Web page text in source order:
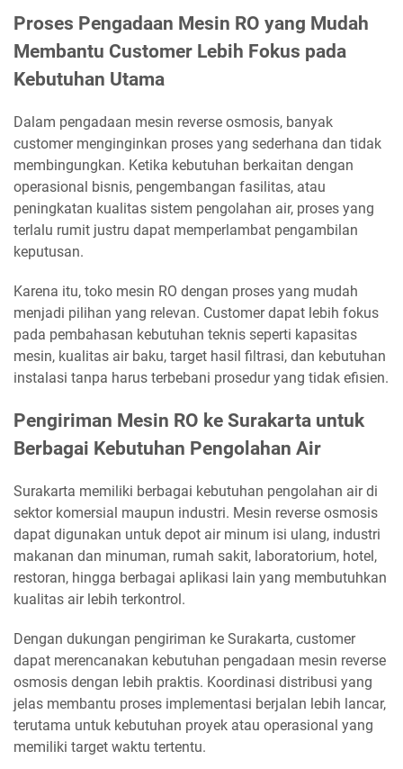
Proses Pengadaan Mesin RO yang Mudah
Membantu Customer Lebih Fokus pada
Kebutuhan Utama
Dalam pengadaan mesin reverse osmosis, banyak
customer menginginkan proses yang sederhana dan tidak
membingungkan. Ketika kebutuhan berkaitan dengan
operasional bisnis, pengembangan fasilitas, atau
peningkatan kualitas sistem pengolahan air, proses yang
terlalu rumit justru dapat memperlambat pengambilan
keputusan.
Karena itu, toko mesin RO dengan proses yang mudah
menjadi pilihan yang relevan. Customer dapat lebih fokus
pada pembahasan kebutuhan teknis seperti kapasitas
mesin, kualitas air baku, target hasil filtrasi, dan kebutuhan
instalasi tanpa harus terbebani prosedur yang tidak efisien.
Pengiriman Mesin RO ke Surakarta untuk
Berbagai Kebutuhan Pengolahan Air
Surakarta memiliki berbagai kebutuhan pengolahan air di
sektor komersial maupun industri. Mesin reverse osmosis
dapat digunakan untuk depot air minum isi ulang, industri
makanan dan minuman, rumah sakit, laboratorium, hotel,
restoran, hingga berbagai aplikasi lain yang membutuhkan
kualitas air lebih terkontrol.
Dengan dukungan pengiriman ke Surakarta, customer
dapat merencanakan kebutuhan pengadaan mesin reverse
osmosis dengan lebih praktis. Koordinasi distribusi yang
jelas membantu proses implementasi berjalan lebih lancar,
terutama untuk kebutuhan proyek atau operasional yang
memiliki target waktu tertentu.